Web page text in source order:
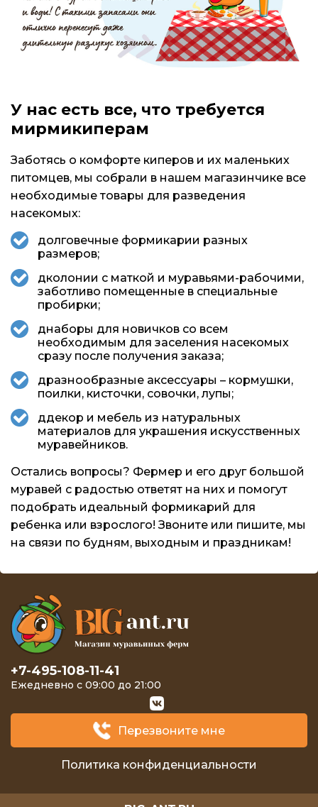
У нас есть все, что требуется
мирмикиперам
Заботясь о комфорте киперов и их маленьких
питомцев, мы собрали в нашем магазинчике все
необходимые товары для разведения
насекомых:
долговечные формикарии разных
размеров;
дколонии с маткой и муравьями-рабочими,
заботливо помещенные в специальные
пробирки;
днаборы для новичков со всем
необходимым для заселения насекомых
сразу после получения заказа;
дразнообразные аксессуары – кормушки,
поилки, кисточки, совочки, лупы;
ддекор и мебель из натуральных
материалов для украшения искусственных
муравейников.
Остались вопросы? Фермер и его друг большой
муравей с радостью ответят на них и помогут
подобрать идеальный формикарий для
ребенка или взрослого! Звоните или пишите, мы
на связи по будням, выходным и праздникам!
+7-495-108-11-41
Ежедневно с 09:00 до 21:00
Перезвоните мне
Политика конфиденциальности